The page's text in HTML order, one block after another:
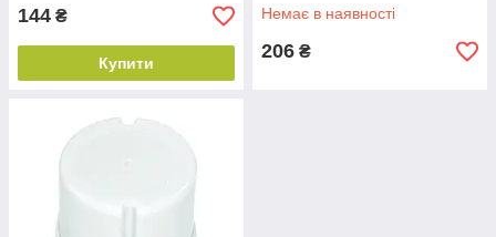
144 ₴
Купити
Немає в наявності
206 ₴